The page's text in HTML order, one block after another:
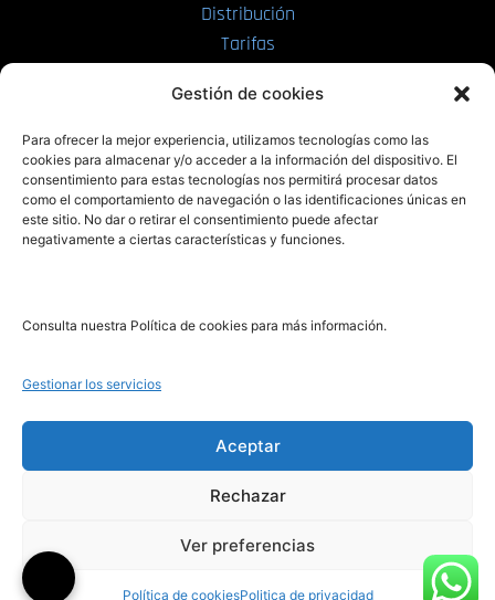
Gestión de cookies
Para ofrecer la mejor experiencia, utilizamos tecnologías como las
cookies para almacenar y/o acceder a la información del dispositivo. El
consentimiento para estas tecnologías nos permitirá procesar datos
como el comportamiento de navegación o las identificaciones únicas en
este sitio. No dar o retirar el consentimiento puede afectar
negativamente a ciertas características y funciones.
Consulta nuestra Política de cookies para más información.
Gestionar los servicios
Aceptar
Rechazar
Ver preferencias
Política de cookiesPolitica de privacidad
Distribución
Tarifas
PRL | Films
PRL | Play
PRL | LAB
Noticias
Legal
Aviso Legal
Política de Cookies
Política de Privacidad